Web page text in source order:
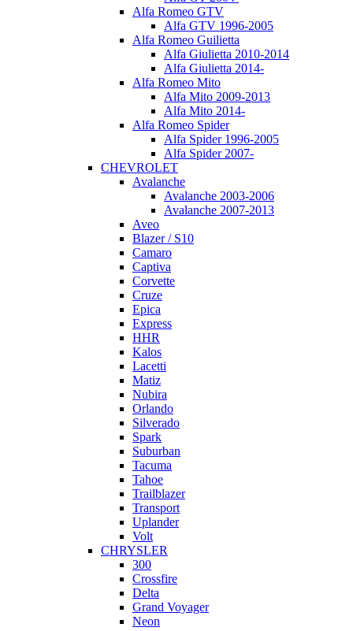
Alfa Romeo GTV
Alfa GTV 1996-2005
Alfa Romeo Guilietta
Alfa Giulietta 2010-2014
Alfa Giulietta 2014-
Alfa Romeo Mito
Alfa Mito 2009-2013
Alfa Mito 2014-
Alfa Romeo Spider
Alfa Spider 1996-2005
Alfa Spider 2007-
CHEVROLET
Avalanche
Avalanche 2003-2006
Avalanche 2007-2013
Aveo
Blazer / S10
Camaro
Captiva
Corvette
Cruze
Epica
Express
HHR
Kalos
Lacetti
Matiz
Nubira
Orlando
Silverado
Spark
Suburban
Tacuma
Tahoe
Trailblazer
Transport
Uplander
Volt
CHRYSLER
300
Crossfire
Delta
Grand Voyager
Neon